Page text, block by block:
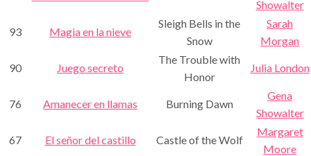
Showalter
93 Magia en la nieve
Sleigh Bells in the
Snow
Sarah
Morgan
90 Juego secreto
The Trouble with
Honor
Julia London
76 Amanecer en llamas Burning Dawn
Gena
Showalter
67 El señor del castillo Castle of the Wolf
Margaret
Moore